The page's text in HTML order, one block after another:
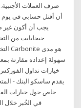
أن أقتل حسابي في يوم
سهولة إعداده مقارنة
يقدم ساسكو البنك -
خاص حول خيارات
في الخُبر خلال